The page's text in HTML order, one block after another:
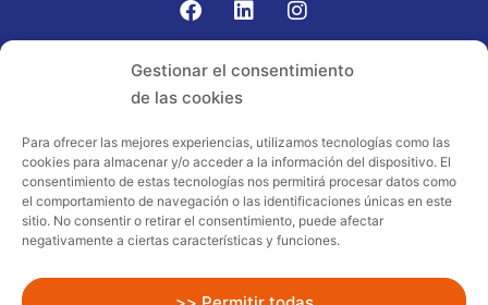
Gestionar el consentimiento
de las cookies
Para ofrecer las mejores experiencias, utilizamos tecnologías como las
cookies para almacenar y/o acceder a la información del dispositivo. El
consentimiento de estas tecnologías nos permitirá procesar datos como
el comportamiento de navegación o las identificaciones únicas en este
sitio. No consentir o retirar el consentimiento, puede afectar
negativamente a ciertas características y funciones.
Proyecto acogido al programa de
incentivos ligados al autoconsumo y
almacenamiento, con fuentes de energía
renovables, así como a la implantación
sector residencial en el marco del Plan